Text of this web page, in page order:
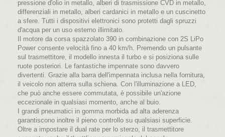
pressione d'olio in metallo, alberi di trasmissione CVD in metallo,
differenziali in metallo, alberi cardanici in metallo e un cuscinetto
a sfere. Tutti i dispositivi elettronici sono protetti dagli spruzzi
d'acqua per un uso esterno illimitato.
Il motore da corsa spazzolato 390 in combinazione con 2S LiPo
Power consente velocità fino a 40 km/h. Premendo un pulsante
sul trasmettitore, il modello innesta il turbo e si posiziona sulle
ruote posteriori. Le fantastiche impennate sono davvero
divertenti. Grazie alla barra dell'impennata inclusa nella fornitura,
il veicolo non atterra sulla schiena. Con l'illuminazione a LED,
che può anche essere commutata, è possibile un'azione
eccezionale in qualsiasi momento, anche al buio.
I grandi pneumatici in gomma morbida ad alta aderenza
garantiscono inoltre il pieno controllo su qualsiasi superficie.
Oltre a impostare il dual rate per lo sterzo, il trasmettitore